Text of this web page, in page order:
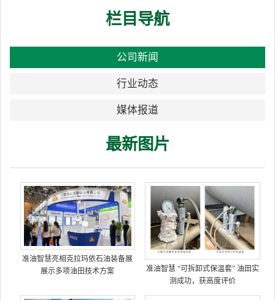
栏目导航
公司新闻
行业动态
媒体报道
最新图片
准油智慧亮相克拉玛依石油装备展
展示多项油田技术方案
准油智慧 “可拆卸式保温套” 油田实
测成功，获高度评价